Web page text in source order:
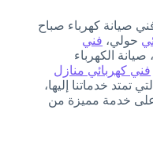
صيانة كهرباء صباح
حولي، فني
صيانة الكهرباء
فني كهربائي منازل
تمتد خدماتنا إليها،
لتحصل على خدمة مميزة من